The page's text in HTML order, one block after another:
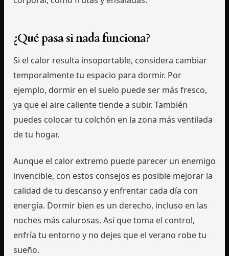
¿Qué pasa si nada funciona?
Si el calor resulta insoportable, considera cambiar
temporalmente tu espacio para dormir. Por
ejemplo, dormir en el suelo puede ser más fresco,
ya que el aire caliente tiende a subir. También
puedes colocar tu colchón en la zona más ventilada
de tu hogar.
Aunque el calor extremo puede parecer un enemigo
invencible, con estos consejos es posible mejorar la
calidad de tu descanso y enfrentar cada día con
energía. Dormir bien es un derecho, incluso en las
noches más calurosas. Así que toma el control,
enfría tu entorno y no dejes que el verano robe tu
sueño.